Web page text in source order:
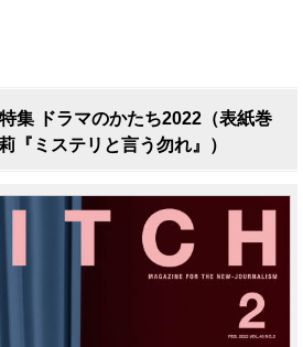
集 ドラマのかたち2022（表紙巻
『ミステリと言う勿れ』）